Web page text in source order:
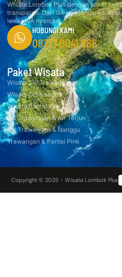
Wisata Lombok Plus dengan paket
transparan. Dari Gili ke Mandalika,
lewat WA nyaman.
HUBUNGI KAMI
08777 0041 888
Paket Wisata
Wisata Gili Trawangan
Wisata Gili Nanggu
Wisata Pantai Pink
Gili Trawangan & Air Terjun
Gili Trawangan & Nanggu
Trawangan & Pantai Pink
Copyright © 2025 - Wisata Lombok Plus